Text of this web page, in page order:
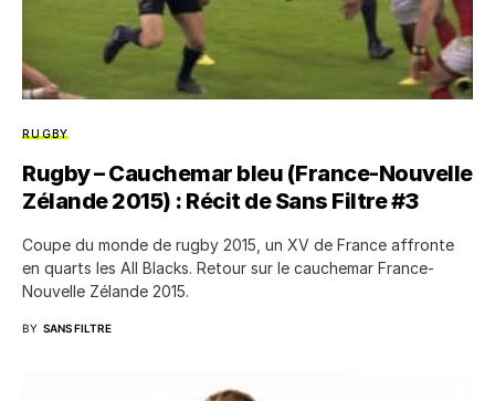
RUGBY
Rugby – Cauchemar bleu (France-Nouvelle
Zélande 2015) : Récit de Sans Filtre #3
Coupe du monde de rugby 2015, un XV de France affronte
en quarts les All Blacks. Retour sur le cauchemar France-
Nouvelle Zélande 2015.
BY SANS FILTRE